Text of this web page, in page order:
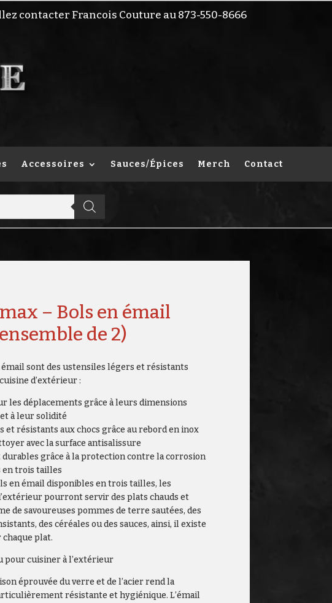
contacter Francois Couture au 873-550-8666
Accessoires Sauces/Épices Merch Contact
– Bols en émail
de 2)
émail sont des ustensiles légers et résistants
d’extérieur :
les déplacements grâce à leurs dimensions
à leur solidité
et résistants aux chocs grâce au rebord en inox
avec la surface antisalissure
grâce à la protection contre la corrosion
en trois tailles
en émail disponibles en trois tailles, les
pourront servir des plats chauds et
de savoureuses pommes de terre sautées, des
des céréales ou des sauces, ainsi, il existe
plat.
pour cuisiner à l’extérieur
éprouvée du verre et de l’acier rend la
résistante et hygiénique. L’émail